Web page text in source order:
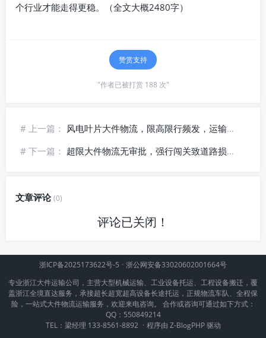
个行业才能走得更稳。（全文大概2480字）
赞赏支持
"作者已被打赏 188 次"
# 上一篇： 风电叶片大件物流，限高限行频发，运输链路屡屡受阻🔴
# 下一篇： 超限大件物流无审批，强行闯关致道路损毁谁担责？
文章评论(0)
评论已关闭！
浙ICP备2025173622号-5 · 浙公网安备33020602001664号
专业浙江大件运输公司，主营大型机械运输、工业设备托运、工程设备搬迁，覆
盖浙江全境直达服务，承接超长超宽超高设备长途托运，正规物流车队、全程保
险，一站式大件物流运输服务，欢迎来电咨询。 合作或咨询可通过如下方式：
QQ：550849214
TEL：梁经理 133-8561-8892 · 程序由 Z-BlogPHP驱动